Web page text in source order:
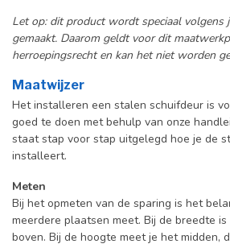
Let op: dit product wordt speciaal volgens
gemaakt. Daarom geldt voor dit
herroepingsrecht en kan het niet worden
Maatwijzer
Het installeren een stalen schuifdeur is
goed te doen met behulp van onze
staat stap voor stap uitgelegd hoe je de
installeert.
Meten
Bij het opmeten van de sparing is het
meerdere plaatsen meet. Bij de breedte
boven. Bij de hoogte meet je het midden,